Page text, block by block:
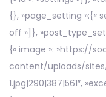
{}, »page_setting »:{«
off »]},
{« image »: »https://
content/uploads/
1.jpg|290|387|561″,